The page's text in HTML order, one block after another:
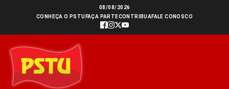
conteúdo
08/08/2026
CONHEÇA O PSTU FAÇA PARTECONTRIBUAFALE CONOSCO